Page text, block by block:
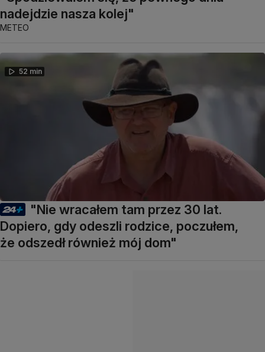
nadejdzie nasza kolej"
METEO
52 min
"Nie wracałem tam przez 30 lat.
Dopiero, gdy odeszli rodzice, poczułem,
że odszedł również mój dom"